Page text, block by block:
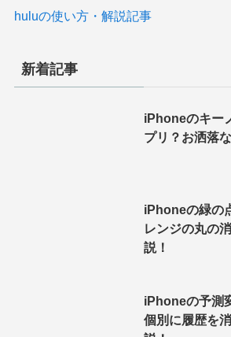
huluの使い方・解説記事
新着記事
iPhoneのキー
プリ？お洒落
iPhoneの緑の
レンジの丸の
説！
iPhoneの予測
個別に履歴を